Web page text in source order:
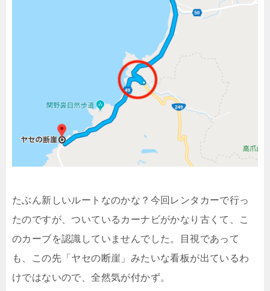
たぶん新しいルートなのかな？今回レンタカーで行っ
たのですが、ついているカーナビがかなり古くて、こ
のカーブを認識していませんでした。目視であって
も、この先「ヤセの断崖」みたいな看板が出ているわ
けではないので、全然気が付かず。